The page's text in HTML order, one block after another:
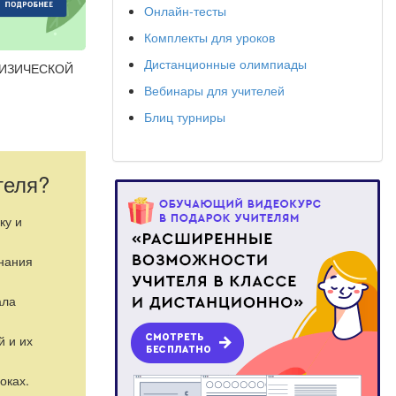
в
в своей
и
в
от уровня
и
и их
Онлайн-тесты
Комплекты для уроков
Дистанционные олимпиады
Вебинары для учителей
Блиц турниры